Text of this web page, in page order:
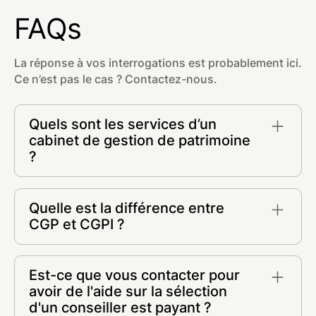
FAQs
La réponse à vos interrogations est probablement ici.
Ce n’est pas le cas ? Contactez-nous.
Quels sont les services d’un
cabinet de gestion de patrimoine
?
investissements
- Stratégie patrimoniale et ingénierie
- Optimisation de votre fiscalité
- Investissement immobilier (SCPI, Pinel,
- Conseil en gestion sur la planification de votre
succession
Quelle est la différence entre
CGP et CGPI ?
professionnels dans le domaine de la gestion de
patrimoine réglementés par l'ORIAS et l'AMF.
Les termes CGP et CGPI signifient
Est-ce que vous contacter pour
avoir de l'aide sur la sélection
d'un conseiller est payant ?